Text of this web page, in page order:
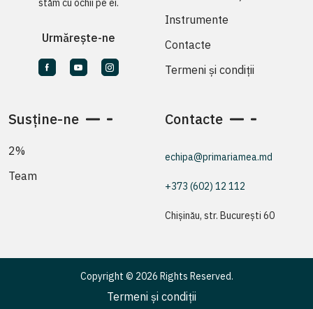
stăm cu ochii pe ei.
Urmărește-ne
Instrumente
Contacte
Termeni și condiții
Susține-ne
2%
Team
Contacte
echipa@primariamea.md
+373 (602) 12 112
Chișinău, str. București 60
Copyright © 2026 Rights Reserved.
Termeni și condiții